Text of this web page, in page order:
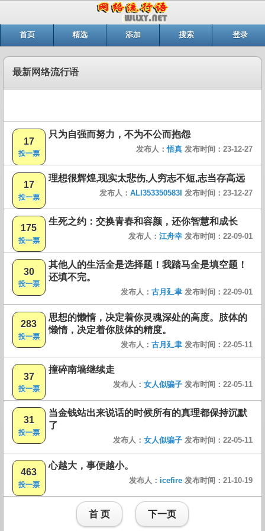
首页 精选 添加 搜索 登录
最新网络流行语
17
投一票
只为自强而努力，不为不公而抱怨
发布人：悟真 发布时间：23-12-27
17
投一票
理想很辉煌,现实太悲伤,人穷志不短,志当存高远
发布人： ALI353350583I 发布时间：23-12-27
175
投一票
生死之约：交换青春和容颜，还你智慧和成长
发布人： 江舟幸 发布时间：22-09-01
30
投一票
其他人的生活全是选择题！我踏马全是填空题！
还填不完。
发布人： 古月廴聿 发布时间：22-09-01
283
投一票
思想的懒惰，决定着你灵魂深处的高度。肢体的
懒惰，决定着你肢体的精度。
发布人： 古月廴聿 发布时间：22-05-11
37
投一票
撞碎南墙继续走
发布人： 女人似骗子 发布时间：22-05-11
31
投一票
当金钱站出来说话的时候所有的真理都保持沉默
了
发布人： 女人似骗子 发布时间：22-05-11
463
投一票
心越大，事便越小。
发布人： icefire 发布时间：21-10-19
首 页 下一页